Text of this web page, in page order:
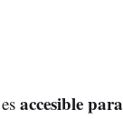
accesible